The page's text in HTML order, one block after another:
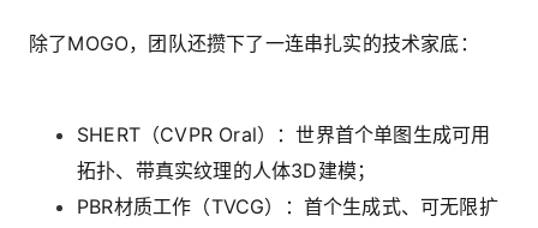
除了MOGO，团队还攒下了一连串扎实的技术家底：
SHERT （CVPR Oral）：世界首个单图生成可用
拓扑、带真实纹理的人体3D建模；
PBR材质工作 （TVCG）：首个生成式、可无限扩